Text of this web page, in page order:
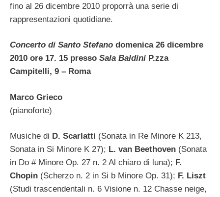
fino al 26 dicembre 2010 proporrà una serie di
rappresentazioni quotidiane.
Concerto di Santo Stefano domenica 26 dicembre
2010 ore 17. 15 presso Sala Baldini P.zza
Campitelli, 9 – Roma
Marco Grieco
(pianoforte)
Musiche di D. Scarlatti (Sonata in Re Minore K 213,
Sonata in Si Minore K 27); L. van Beethoven (Sonata
in Do # Minore Op. 27 n. 2 Al chiaro di luna); F.
Chopin (Scherzo n. 2 in Si b Minore Op. 31); F. Liszt
(Studi trascendentali n. 6 Visione n. 12 Chasse neige,